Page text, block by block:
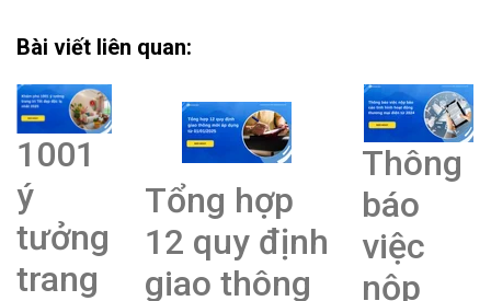
Bài viết liên quan:
1001
ý
tưởng
trang
Tổng hợp
12 quy định
giao thông
Thông
báo
việc
nộp